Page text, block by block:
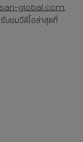
global.com,
รับชมวีดีโอล่าสุดที่